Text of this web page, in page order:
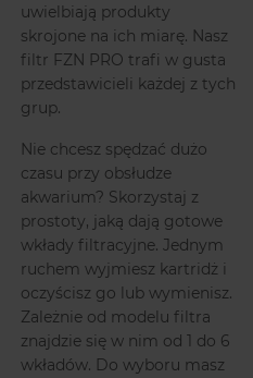
uwielbiają produkty
skrojone na ich miarę. Nasz
filtr FZN PRO trafi w gusta
przedstawicieli każdej z tych
grup.
Nie chcesz spędzać dużo
czasu przy obsłudze
akwarium? Skorzystaj z
prostoty, jaką dają gotowe
wkłady filtracyjne. Jednym
ruchem wyjmiesz kartridż i
oczyścisz go lub wymienisz.
Zależnie od modelu filtra
znajdzie się w nim od 1 do 6
wkładów. Do wyboru masz